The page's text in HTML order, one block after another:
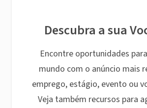
Descubra a sua
Encontre oportunidades
mundo com o anúncio mais
emprego, estágio, evento ou
Veja também recursos para